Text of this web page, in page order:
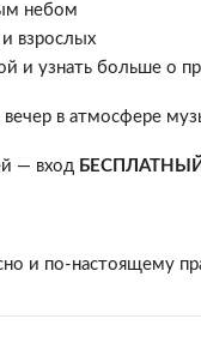
небом
взрослых
и узнать больше о
в атмосфере
— вход БЕСПЛАТНЫЙ
и по-настоящему